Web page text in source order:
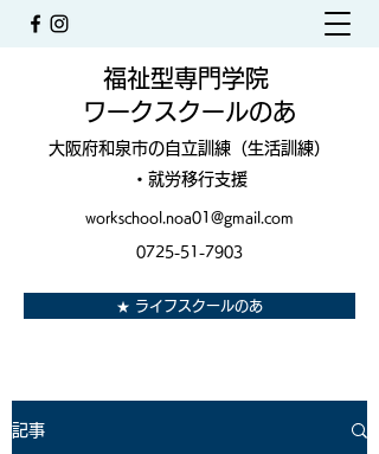
福祉型専門学院
ワークスクールのあ
大阪府和泉市の自立訓練（生活訓練）
・就労移行支援
workschool.noa01@gmail.com
0725-51-7903
★ ライフスクールのあ
記事